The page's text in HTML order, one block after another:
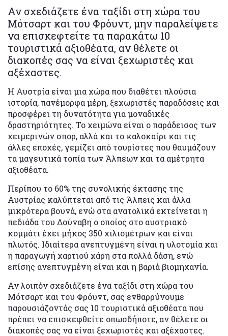
Αν σχεδιάζετε ένα ταξίδι στη χώρα του
Μότσαρτ και του Φρόυντ, μην παραλείψετε
να επισκεφτείτε τα παρακάτω 10
τουριστικά αξιοθέατα, αν θέλετε οι
διακοπές σας να είναι ξεχωριστές και
αξέχαστες.
Η Αυστρία είναι μια χώρα που διαθέτει πλούσια
ιστορία, πανέμορφα μέρη, ξεχωριστές παραδόσεις και
προσφέρει τη δυνατότητα για μοναδικές
δραστηριότητες. Το χειμώνα είναι ο παράδεισος των
χειμερινών σπορ, αλλά και το καλοκαίρι και τις
άλλες εποχές, γεμίζει από τουρίστες που θαυμάζουν
τα μαγευτικά τοπία των Άλπεων και τα αμέτρητα
αξιοθέατα.
Περίπου το 60% της συνολικής έκτασης της
Αυστρίας καλύπτεται από τις Άλπεις και άλλα
μικρότερα βουνά, ενώ στα ανατολικά εκτείνεται η
πεδιάδα του Δούναβη ο οποίος στο αυστριακό
κομμάτι έχει μήκος 350 χιλιομέτρων και είναι
πλωτός. Ιδιαίτερα ανεπτυγμένη είναι η υλοτομία και
η παραγωγή χαρτιού χάρη στα πολλά δάση, ενώ
επίσης ανεπτυγμένη είναι και η βαριά βιομηχανία.
Αν λοιπόν σχεδιάζετε ένα ταξίδι στη χώρα του
Μότσαρτ και του Φρόυντ, σας ενθαρρύνουμε
παρουσιάζοντάς σας 10 τουριστικά αξιοθέατα που
πρέπει να επισκεφθείτε οπωσδήποτε, αν θέλετε οι
διακοπές σας να είναι ξεχωριστές και αξέχαστες.